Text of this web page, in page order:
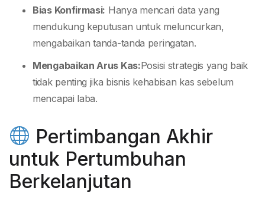
Bias Konfirmasi: Hanya mencari data yang
mendukung keputusan untuk meluncurkan,
mengabaikan tanda-tanda peringatan.
Mengabaikan Arus Kas:Posisi strategis yang baik
tidak penting jika bisnis kehabisan kas sebelum
mencapai laba.
Pertimbangan Akhir
untuk Pertumbuhan
Berkelanjutan